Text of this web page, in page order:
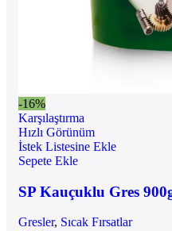
-16%
Karşılaştırma
Hızlı Görünüm
İstek Listesine Ekle
Sepete Ekle
SP Kauçuklu Gres
Gresler, Sıcak Fırsatlar